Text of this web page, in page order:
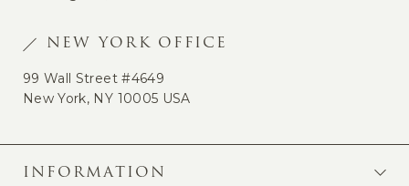
NEW YORK OFFICE
99 Wall Street #4649
New York, NY 10005 USA
INFORMATION